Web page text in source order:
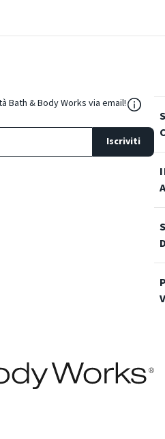
Bath & Body Works via email!
Iscriviti